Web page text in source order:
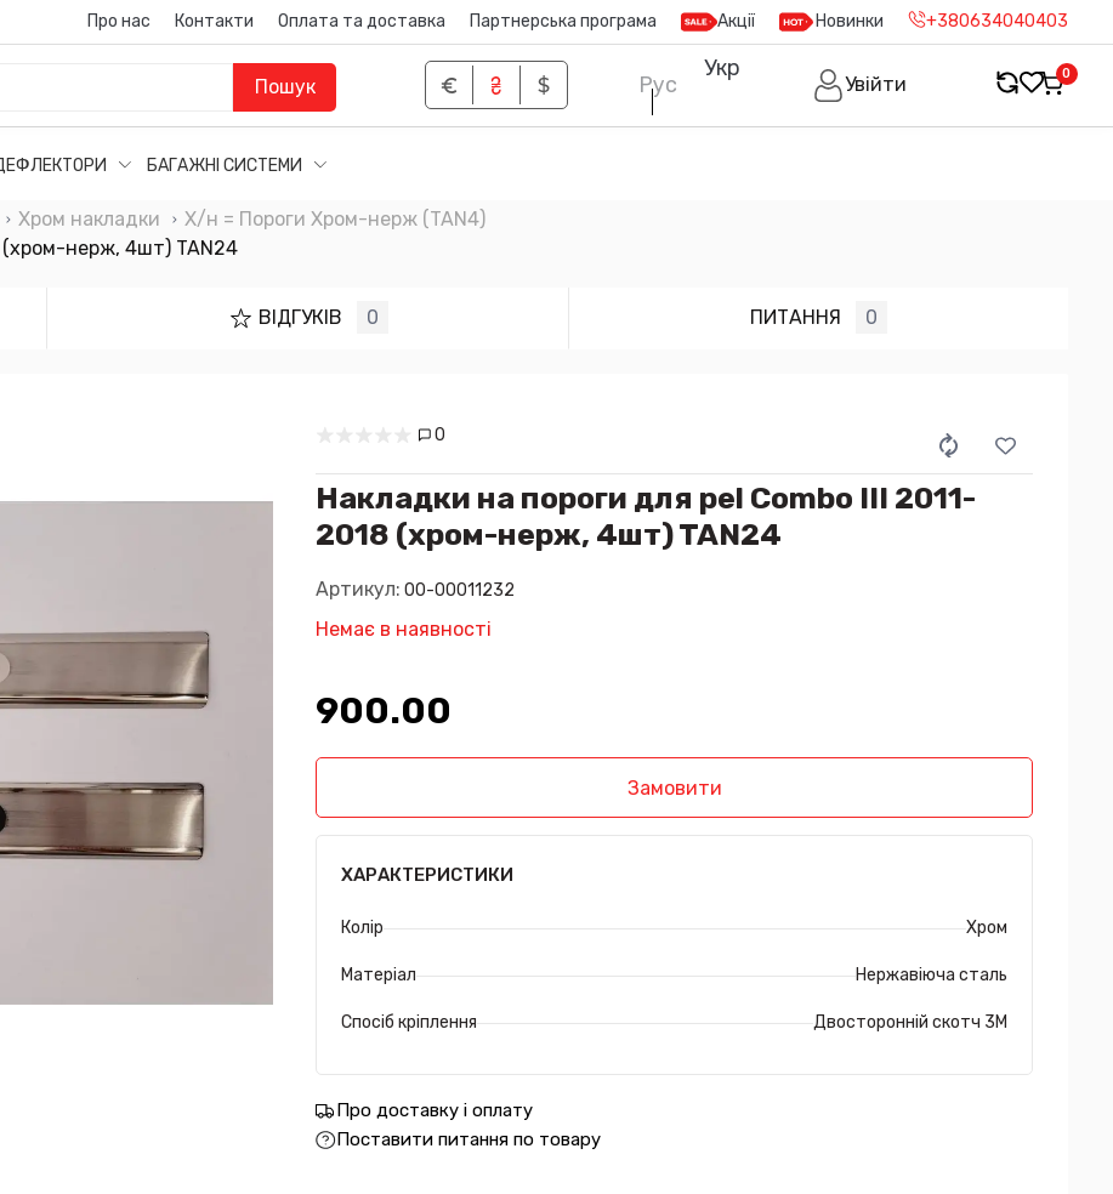
Про нас Контакти Оплата та доставка Партнерська програма Акції Новинки +380634040403
Пошук Рус
Укр
Увійти 0
БАГАЖНІ СИСТЕМИ
Хром накладки
Х/н = Пороги Хром-нерж (TAN4)
(хром-нерж, 4шт) TAN24
ВІДГУКІВ 0 ПИТАННЯ 0
0
Накладки на пороги для pel Combo III 2011-
2018 (хром-нерж, 4шт) TAN24
Артикул: 00-00011232
Немає в наявності
900.00₴
Замовити
ХАРАКТЕРИСТИКИ
Колір Хром
Матеріал Нержавіюча сталь
Спосіб кріплення Двосторонній скотч 3М
Про доставку і оплату
Поставити питання по товару